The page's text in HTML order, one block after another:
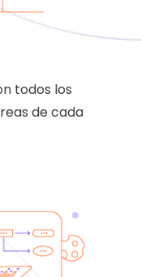
todos los
de cada